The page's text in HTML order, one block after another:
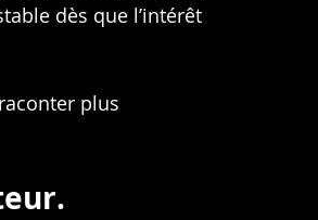
dès que l’intérêt
plus